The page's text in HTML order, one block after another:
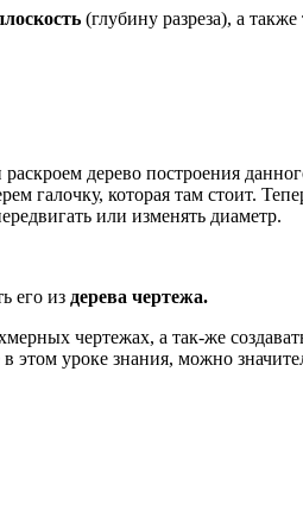
(глубину разреза), а также
дерево построения
галочку, которая там стоит.
или изменять диаметр.
его из дерева чертежа.
чертежах, а так-же
этом уроке знания, можно